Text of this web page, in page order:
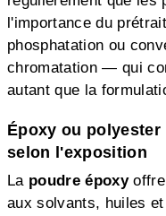
l'importance du
phosphatation ou
chromatation — qui
autant que la
Époxy ou
selon l'exposition
La poudre époxyoffre
aux solvants, huiles